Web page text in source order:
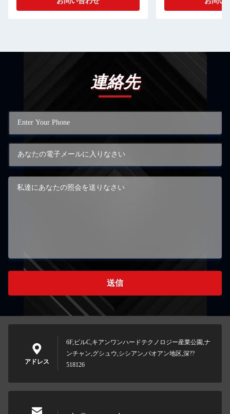
連絡先
送信
アドレス
6F,ビルC,キアンワンハードテクノロジー産業公園,ナ
ンチャン,グシュウ,シシアン,バオアン地区,深??
518126